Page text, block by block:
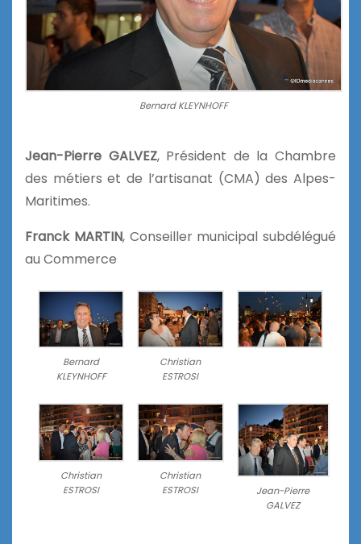
Bernard KLEYNHOFF
Jean-Pierre GALVEZ, Président de la Chambre
des métiers et de l’artisanat (CMA) des Alpes-
Maritimes.
Franck MARTIN, Conseiller municipal subdélégué
au Commerce
Bernard
KLEYNHOFF
Christian
ESTROSI
Christian
ESTROSI
Christian
ESTROSI
Jean-Pierre
GALVEZ